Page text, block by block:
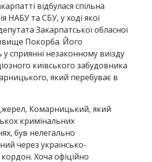
відбулася спільна
НАБУ та СБУ, у ході якої
Закарпатської обласної
Покорба. Його
сприянні незаконному виїзду
київського забудовника
який перебуває в
Комарницький, який
кримінальних
був нелегально
через українсько-
Хоча офіційно